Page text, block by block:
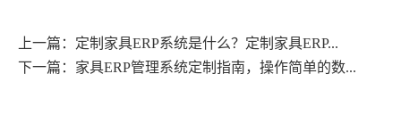
上一篇：定制家具ERP系统是什么？定制家具ERP...
下一篇：家具ERP管理系统定制指南，操作简单的数...